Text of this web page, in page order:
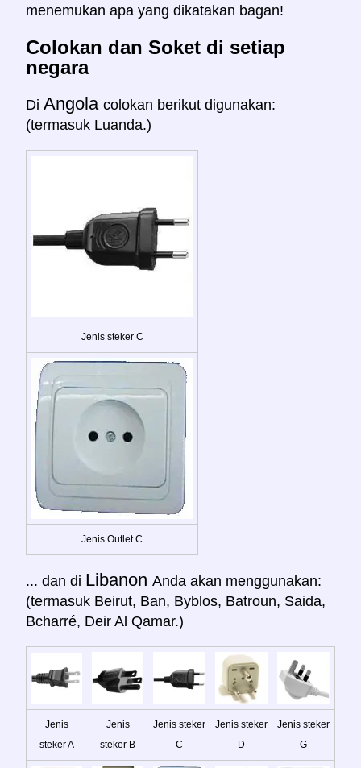
menemukan apa yang dikatakan bagan!
Colokan dan Soket di setiap
negara
Di Angola colokan berikut digunakan:
(termasuk Luanda.)
Jenis steker C
Jenis Outlet C
... dan di Libanon Anda akan menggunakan:
(termasuk Beirut, Ban, Byblos, Batroun, Saida,
Bcharré, Deir Al Qamar.)
Jenis
steker A
Jenis
steker B
Jenis steker
C
Jenis steker
D
Jenis steker
G